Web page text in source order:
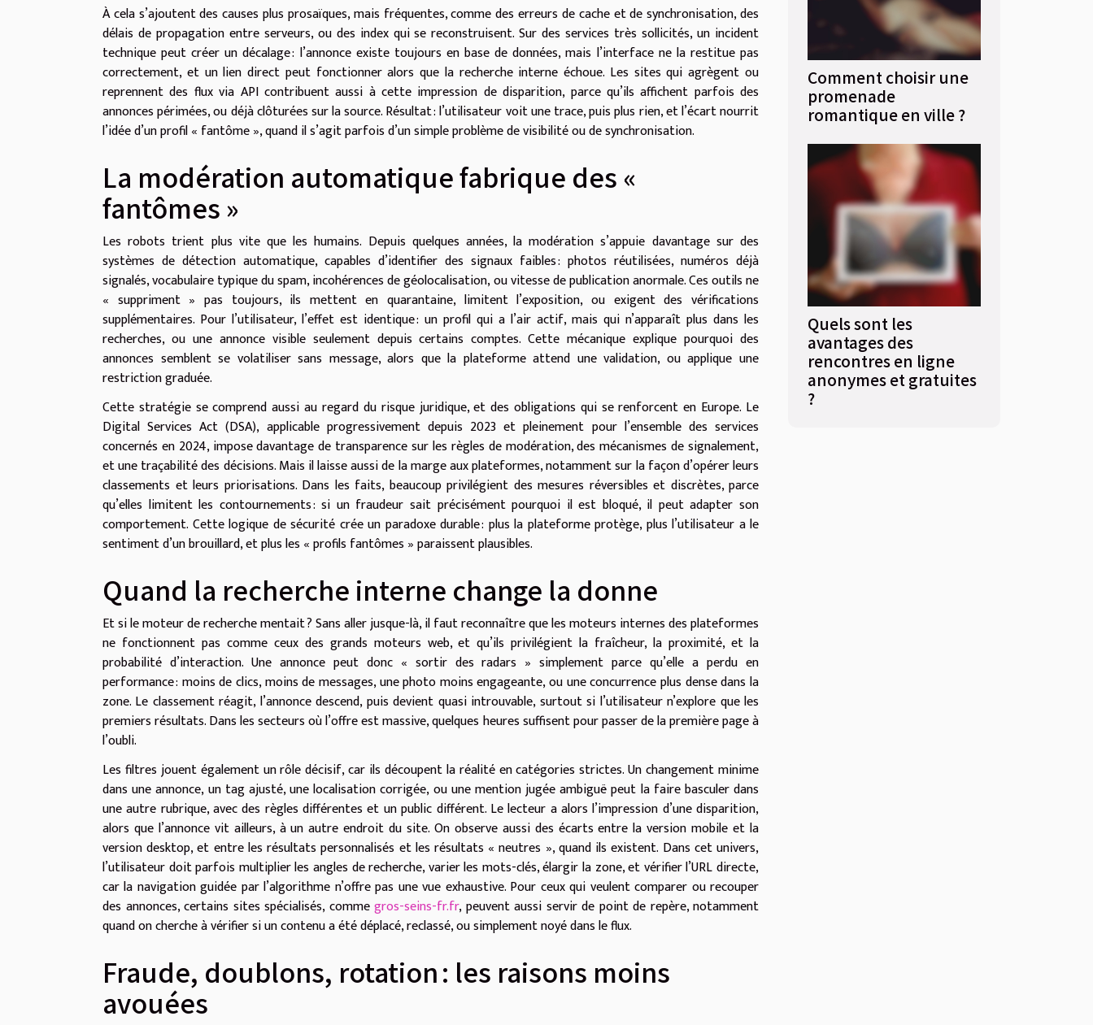
À cela s’ajoutent des causes plus prosaïques, mais fréquentes, comme des erreurs de cache et de synchronisation, des
délais de propagation entre serveurs, ou des index qui se reconstruisent. Sur des services très sollicités, un incident
technique peut créer un décalage : l’annonce existe toujours en base de données, mais l’interface ne la restitue pas
correctement, et un lien direct peut fonctionner alors que la recherche interne échoue. Les sites qui agrègent ou
reprennent des flux via API contribuent aussi à cette impression de disparition, parce qu’ils affichent parfois des
annonces périmées, ou déjà clôturées sur la source. Résultat : l’utilisateur voit une trace, puis plus rien, et l’écart nourrit
l’idée d’un profil « fantôme », quand il s’agit parfois d’un simple problème de visibilité ou de synchronisation.
La modération automatique fabrique des «
fantômes »
Les robots trient plus vite que les humains. Depuis quelques années, la modération s’appuie davantage sur des
systèmes de détection automatique, capables d’identifier des signaux faibles : photos réutilisées, numéros déjà
signalés, vocabulaire typique du spam, incohérences de géolocalisation, ou vitesse de publication anormale. Ces outils ne
« suppriment » pas toujours, ils mettent en quarantaine, limitent l’exposition, ou exigent des vérifications
supplémentaires. Pour l’utilisateur, l’effet est identique : un profil qui a l’air actif, mais qui n’apparaît plus dans les
recherches, ou une annonce visible seulement depuis certains comptes. Cette mécanique explique pourquoi des
annonces semblent se volatiliser sans message, alors que la plateforme attend une validation, ou applique une
restriction graduée.
Cette stratégie se comprend aussi au regard du risque juridique, et des obligations qui se renforcent en Europe. Le
Digital Services Act (DSA), applicable progressivement depuis 2023 et pleinement pour l’ensemble des services
concernés en 2024, impose davantage de transparence sur les règles de modération, des mécanismes de signalement,
et une traçabilité des décisions. Mais il laisse aussi de la marge aux plateformes, notamment sur la façon d’opérer leurs
classements et leurs priorisations. Dans les faits, beaucoup privilégient des mesures réversibles et discrètes, parce
qu’elles limitent les contournements : si un fraudeur sait précisément pourquoi il est bloqué, il peut adapter son
comportement. Cette logique de sécurité crée un paradoxe durable : plus la plateforme protège, plus l’utilisateur a le
sentiment d’un brouillard, et plus les « profils fantômes » paraissent plausibles.
Quand la recherche interne change la donne
Et si le moteur de recherche mentait ? Sans aller jusque-là, il faut reconnaître que les moteurs internes des plateformes
ne fonctionnent pas comme ceux des grands moteurs web, et qu’ils privilégient la fraîcheur, la proximité, et la
probabilité d’interaction. Une annonce peut donc « sortir des radars » simplement parce qu’elle a perdu en
performance : moins de clics, moins de messages, une photo moins engageante, ou une concurrence plus dense dans la
zone. Le classement réagit, l’annonce descend, puis devient quasi introuvable, surtout si l’utilisateur n’explore que les
premiers résultats. Dans les secteurs où l’offre est massive, quelques heures suffisent pour passer de la première page à
l’oubli.
Les filtres jouent également un rôle décisif, car ils découpent la réalité en catégories strictes. Un changement minime
dans une annonce, un tag ajusté, une localisation corrigée, ou une mention jugée ambiguë peut la faire basculer dans
une autre rubrique, avec des règles différentes et un public différent. Le lecteur a alors l’impression d’une disparition,
alors que l’annonce vit ailleurs, à un autre endroit du site. On observe aussi des écarts entre la version mobile et la
version desktop, et entre les résultats personnalisés et les résultats « neutres », quand ils existent. Dans cet univers,
l’utilisateur doit parfois multiplier les angles de recherche, varier les mots-clés, élargir la zone, et vérifier l’URL directe,
car la navigation guidée par l’algorithme n’offre pas une vue exhaustive. Pour ceux qui veulent comparer ou recouper
des annonces, certains sites spécialisés, commegros-seins-fr.fr, peuvent aussi servir de point de repère, notamment
quand on cherche à vérifier si un contenu a été déplacé, reclassé, ou simplement noyé dans le flux.
Fraude, doublons, rotation : les raisons moins
avouées
Comment choisir une
promenade
romantique en ville ?
Quels sont les
avantages des
rencontres en ligne
anonymes et gratuites
?